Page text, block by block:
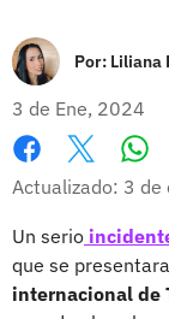
Por: Liliana
3 de Ene, 2024
Facebook
X
Actualizado: 3 de
Un serio
que se
internacional de